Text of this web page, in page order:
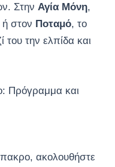
Στην Αγία Μόνη,
ή στον Ποταμό, το
την ελπίδα και
Πρόγραμμα και
ακολουθήστε